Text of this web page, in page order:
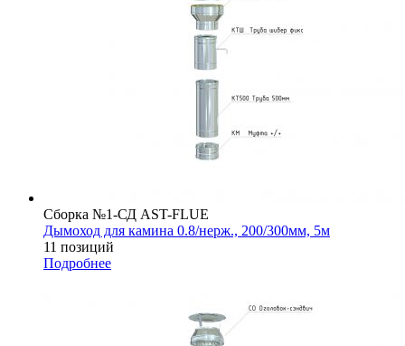
Сборка №1-СД AST-FLUE
Дымоход для камина 0.8/нерж., 200/300мм, 5м
11 позиций
Подробнее